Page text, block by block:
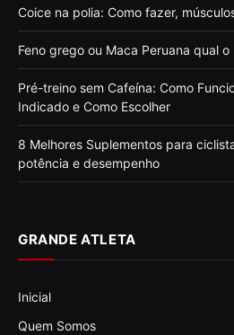
Coice na polia: Como fazer,
Feno grego ou Maca Peruana qual o
Pré-treino sem Cafeína: Como
Indicado e Como Escolher
8 Melhores Suplementos para
potência e desempenho
GRANDE ATLETA
Inicial
Quem Somos